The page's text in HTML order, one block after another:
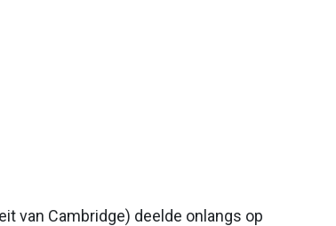
van Cambridge) deelde onlangs op